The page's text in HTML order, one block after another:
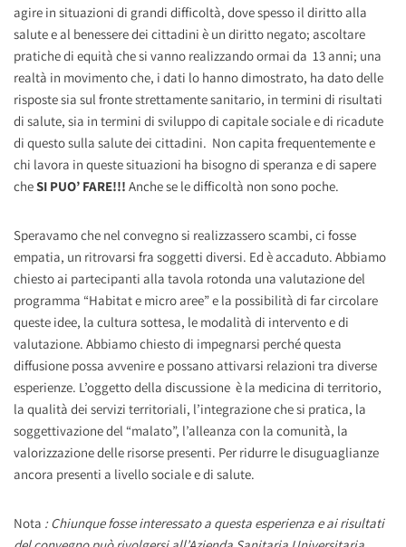
agire in situazioni di grandi difficoltà, dove spesso il diritto alla
salute e al benessere dei cittadini è un diritto negato; ascoltare
pratiche di equità che si vanno realizzando ormai da 13 anni; una
realtà in movimento che, i dati lo hanno dimostrato, ha dato delle
risposte sia sul fronte strettamente sanitario, in termini di risultati
di salute, sia in termini di sviluppo di capitale sociale e di ricadute
di questo sulla salute dei cittadini. Non capita frequentemente e
chi lavora in queste situazioni ha bisogno di speranza e di sapere
cheSI PUO’ FARE!!! Anche se le difficoltà non sono poche.
Speravamo che nel convegno si realizzassero scambi, ci fosse
empatia, un ritrovarsi fra soggetti diversi. Ed è accaduto. Abbiamo
chiesto ai partecipanti alla tavola rotonda una valutazione del
programma “Habitat e micro aree” e la possibilità di far circolare
queste idee, la cultura sottesa, le modalità di intervento e di
valutazione. Abbiamo chiesto di impegnarsi perché questa
diffusione possa avvenire e possano attivarsi relazioni tra diverse
esperienze. L’oggetto della discussione è la medicina di territorio,
la qualità dei servizi territoriali, l’integrazione che si pratica, la
soggettivazione del “malato”, l’alleanza con la comunità, la
valorizzazione delle risorse presenti. Per ridurre le disuguaglianze
ancora presenti a livello sociale e di salute.
Nota : Chiunque fosse interessato a questa esperienza e ai risultati